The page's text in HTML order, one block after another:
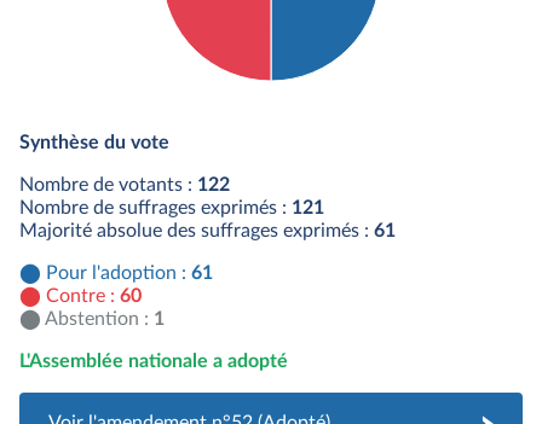
Synthèse du vote
Nombre de votants : 122
Nombre de suffrages exprimés : 121
Majorité absolue des suffrages exprimés : 61
Pour l'adoption : 61
Contre : 60
Abstention : 1
L'Assemblée nationale a adopté